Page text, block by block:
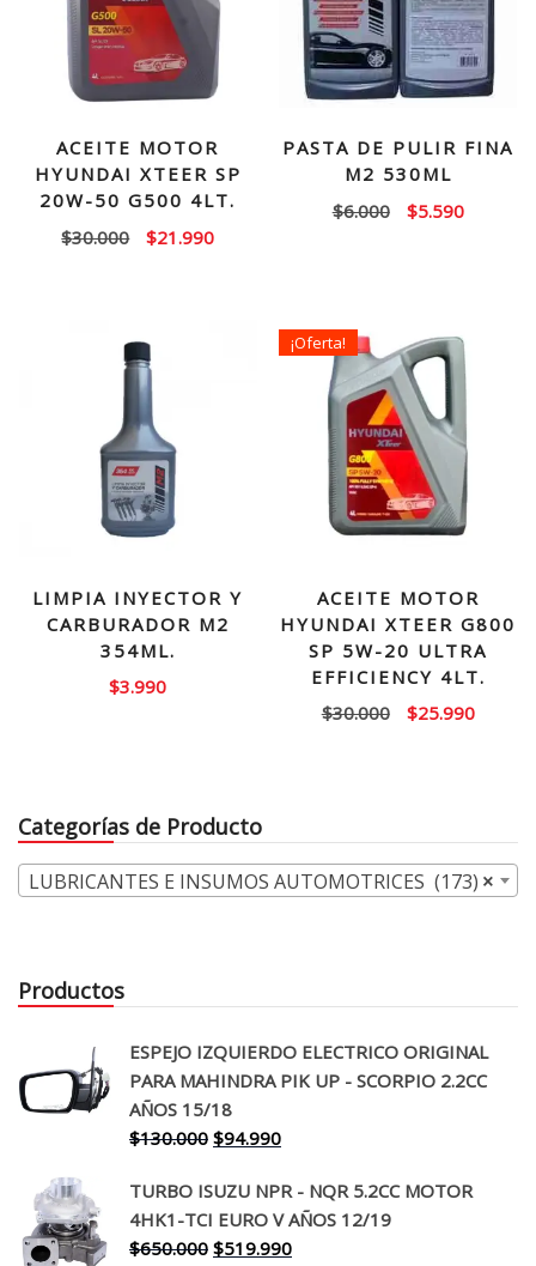
ACEITE MOTOR
HYUNDAI XTEER SP
20W-50 G500 4LT.
$30.000
El
$30.000.
$21.990El
$21.990.
PASTA DE PULIR FINA
M2 530ML
$6.000
El
$5.590El
LIMPIA INYECTOR Y
CARBURADOR M2
354ML.
$3.990
¡Oferta!
ACEITE MOTOR
HYUNDAI XTEER G800
SP 5W-20 ULTRA
EFFICIENCY 4LT.
$30.000
El
$25.990El
Categorías de Producto
×
LUBRICANTES E INSUMOS AUTOMOTRICES (173)
Productos
ESPEJO IZQUIERDO ELECTRICO ORIGINAL
PARA MAHINDRA PIK UP - SCORPIO 2.2CC
AÑOS 15/18
$130.000 El
original
era:
$130.000.
$94.990El
actual
es:
$94.990.
TURBO ISUZU NPR - NQR 5.2CC MOTOR
4HK1-TCI EURO V AÑOS 12/19
$650.000 El
$519.990El